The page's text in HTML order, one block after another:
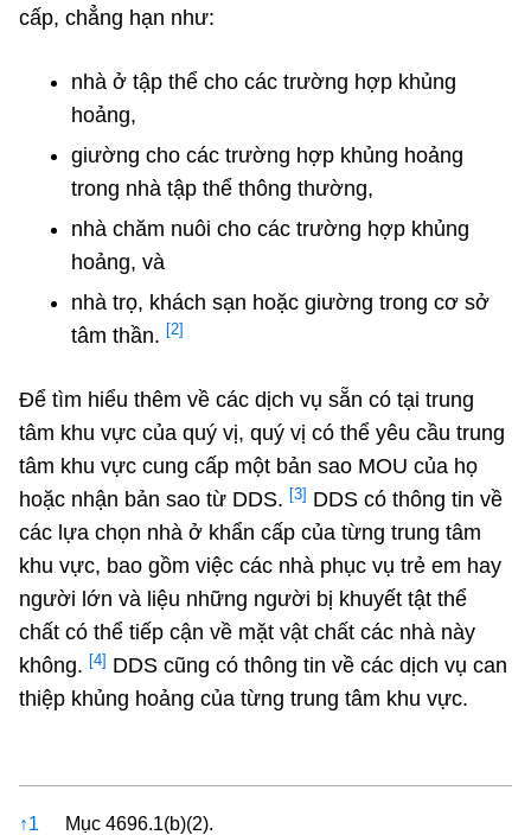
cấp, chẳng hạn như:
nhà ở tập thể cho các trường hợp khủng
hoảng,
giường cho các trường hợp khủng hoảng
trong nhà tập thể thông thường,
nhà chăm nuôi cho các trường hợp khủng
hoảng, và
nhà trọ, khách sạn hoặc giường trong cơ sở
tâm thần. [2]
Để tìm hiểu thêm về các dịch vụ sẵn có tại trung
tâm khu vực của quý vị, quý vị có thể yêu cầu trung
tâm khu vực cung cấp một bản sao MOU của họ
hoặc nhận bản sao từ DDS. [3] DDS có thông tin về
các lựa chọn nhà ở khẩn cấp của từng trung tâm
khu vực, bao gồm việc các nhà phục vụ trẻ em hay
người lớn và liệu những người bị khuyết tật thể
chất có thể tiếp cận về mặt vật chất các nhà này
không. [4] DDS cũng có thông tin về các dịch vụ can
thiệp khủng hoảng của từng trung tâm khu vực.
References
↑1 Mục 4696.1(b)(2).